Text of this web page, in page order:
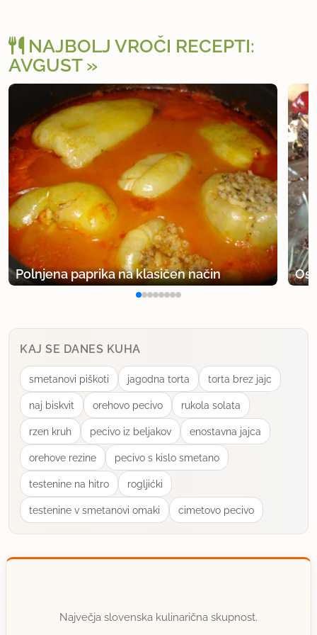
NAJBOLJ VROČI RECEPTI:
AVGUST
Polnjena paprika na klasičen način
KAJ SE DANES KUHA
smetanovi piškoti jagodna torta torta brez jajc
naj biskvit orehovo pecivo rukola solata
rzen kruh pecivo iz beljakov enostavna jajca
orehove rezine pecivo s kislo smetano
testenine na hitro rogljićki
testenine v smetanovi omaki cimetovo pecivo
Največja slovenska kulinarična skupnost.